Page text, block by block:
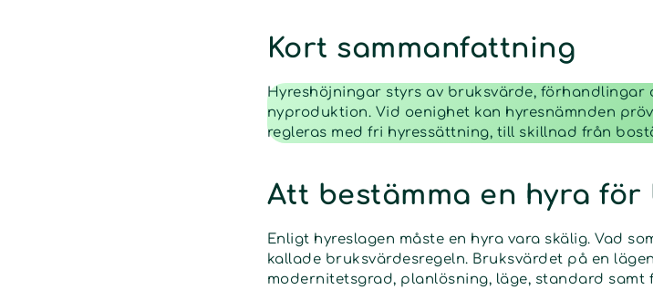
Kort sammanfattning
Hyreshöjningar styrs av bruksvärde, förhandlingar
nyproduktion. Vid oenighet kan hyresnämnden
regleras med fri hyressättning, till skillnad från
Att bestämma en hyra
Enligt hyreslagen måste en hyra vara skälig. Vad
kallade bruksvärdesregeln. Bruksvärdet på en
modernitetsgrad, planlösning, läge, standard samt